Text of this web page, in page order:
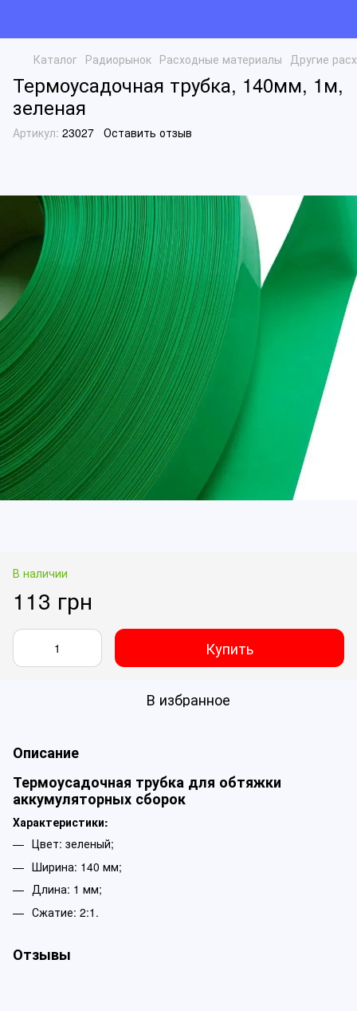
Каталог Радиорынок Расходные материалы Другие
Термоусадочная трубка, 140мм, 1м,
зеленая
Артикул: 23027 Оставить отзыв
В наличии
113 грн
Купить
В избранное
Описание
Термоусадочная трубка для обтяжки
аккумуляторных сборок
Характеристики:
Цвет: зеленый;
Ширина: 140 мм;
Длина: 1 мм;
Сжатие: 2:1.
Отзывы